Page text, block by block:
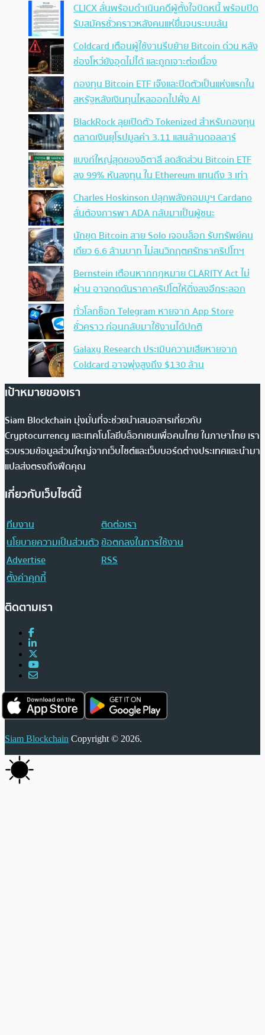
CLICX ลั่นพร้อมดำเนินคดีผู้ตั้งใจบิดหนี้ พร้อมปิด
รับสมัครชั่วคราวหลังคนแห่ยื่นจนระบบล้น
Coldcard เตือนผู้ใช้งานรีบย้าย Bitcoin ด่วน หลัง
ช่องโหว่ยังอุดไม่ได้ และถูกเจาะต่อเนื่อง
กองทุน Bitcoin ETF เจ๊งและปิดตัวเป็นแห่งแรกใน
สหรัฐหลังเงินทุนไหลออกไปฝั่ง AI
BlackRock ลุยเปิดตัว Tokenized สำหรับกองทุน
ตลาดเงินยุโรปมูลค่า 3.11 แสนล้านดอลลาร์
แบงก์ใหญ่สุดของอิตาลี ลดสัดส่วน Bitcoin ETF
ลง 99% หันลงทุน ใน Ethereum แทนถึง 3 เท่า
Charles Hoskinson ปลุกพลังคอมมูฯ Cardano
ลั่นต้องการพา ADA กลับมาเป็นผู้ชนะ
นักขุด Bitcoin สาย Solo เจอบล็อก รับทรัพย์คน
เดียว 6.6 ล้านบาท ไม่สนวิกฤตศรัทธาคริปโทฯ
Bernstein เตือนหากกฎหมาย CLARITY Act ไม่
ผ่าน อาจกดดันราคาคริปโตให้ดิ่งลงอีกระลอก
ทั่วโลกช็อก Telegram หายจาก App Store
ชั่วคราว ก่อนกลับมาใช้งานได้ปกติ
Galaxy Research ประเมินความเสียหายจาก
Coldcard อาจพุ่งสูงถึง $130 ล้าน
เป้าหมายของเรา
Siam Blockchain มุ่งมั่นที่จะช่วยนำเสนอสารเกี่ยวกับ
Cryptocurrency และเทคโนโลยีบล็อกเชนเพื่อคนไทย ในภาษาไทย เรา
รวบรวมข้อมูลส่วนใหญ่จากเว็บไซต์และเว็บบอร์ดต่างประเทศและนำมา
แปลส่งตรงถึงฟีดคุณ
เกี่ยวกับเว็บไซต์นี้
ทีมงาน
ติดต่อเรา
นโยบายความเป็นส่วนตัวข้อตกลงในการใช้งาน
Advertise
RSS
ตั้งค่าคุกกี้
ติดตามเรา
Siam Blockchain Copyright © 2026.